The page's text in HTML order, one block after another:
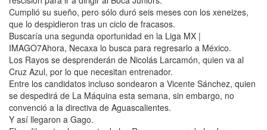
Cumplió su sueño, pero sólo duró seis meses con los xeneizes,
que lo despidieron tras un ciclo de fracasos.
Buscaría una segunda oportunidad en la Liga MX |
IMAGO7Ahora, Necaxa lo busca para regresarlo a México.
Los Rayos se desprenderán de Nicolás Larcamón, quien va al
Cruz Azul, por lo que necesitan entrenador.
Entre los candidatos incluso sondearon a Vicente Sánchez, quien
se despedirá de La Máquina esta semana, sin embargo, no
convenció a la directiva de Aguascalientes.
Y así llegaron a Gago.